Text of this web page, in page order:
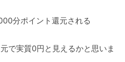
分ポイント還元される
で実質0円と見えるかと思いま